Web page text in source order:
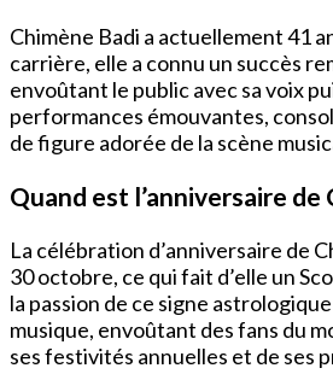
Chimène Badi a actuellement 41
carrière, elle a connu un succès
envoûtant le public avec sa voix
performances émouvantes,
de figure adorée de la scène
Quand est l’anniversaire de
La célébration d’anniversaire de
30 octobre, ce qui fait d’elle un
la passion de ce signe
musique, envoûtant des fans du
ses festivités annuelles et de ses